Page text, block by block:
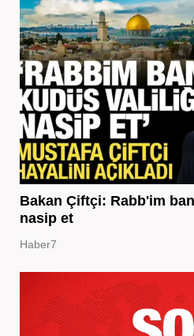
Bakan Çiftçi: Rabb'im
nasip et
Haber7